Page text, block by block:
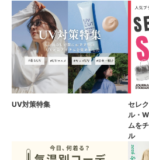
UV対策特集
セレ
ル・
ムを
ル